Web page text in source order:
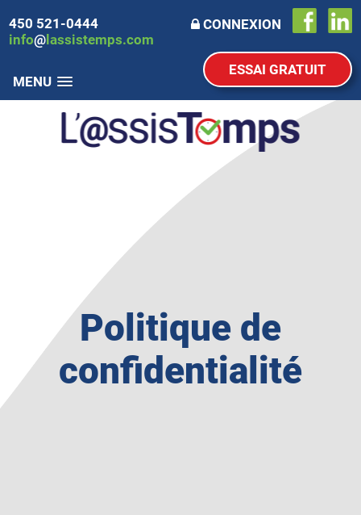
450 521-0444
info@ lassistemps.com
CONNEXION
ESSAI GRATUIT
MENU
Politique de
confidentialité